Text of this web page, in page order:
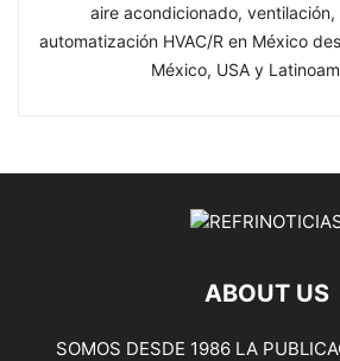
aire acondicionado,
automatización HVAC/R en México
México, USA y
ABOUT US
SOMOS DESDE 1986 LA